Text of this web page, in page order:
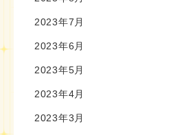
2023年7月
2023年6月
2023年5月
2023年4月
2023年3月